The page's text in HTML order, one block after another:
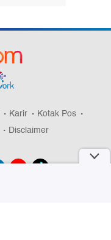
Karir
Kotak Pos
Disclaimer